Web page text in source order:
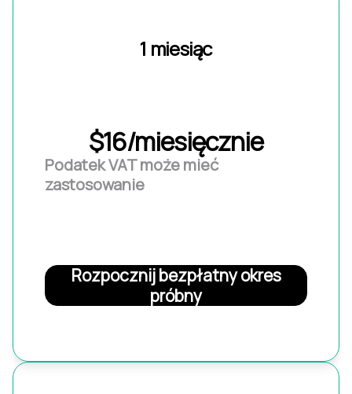
1 miesiąc
$16/miesięcznie
Podatek VAT może mieć
zastosowanie
Rozpocznij bezpłatny okres
próbny